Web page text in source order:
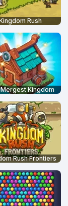
Rush
Kingdom
Rush Frontiers